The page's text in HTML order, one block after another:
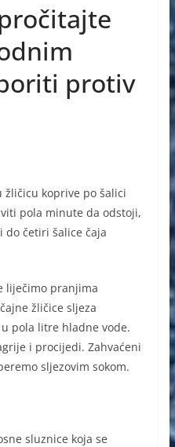
protiv
žličicu koprive po šalici
pola minute da odstoji,
četiri šalice čaja
liječimo pranjima
žličice sljeza
pola litre hladne vode.
i procijedi. Zahvaćeni
sljezovim sokom.
sluznice koja se